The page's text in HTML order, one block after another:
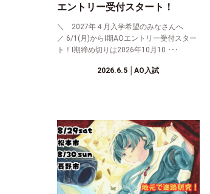
エントリー受付スタート！
＼ 2027年４月入学希望のみなさんへ
／ 6/1(月)からⅠ期AOエントリー受付スター
ト！Ⅰ期締め切りは2026年10月10 ･･･
2026.6.5 │AO入試